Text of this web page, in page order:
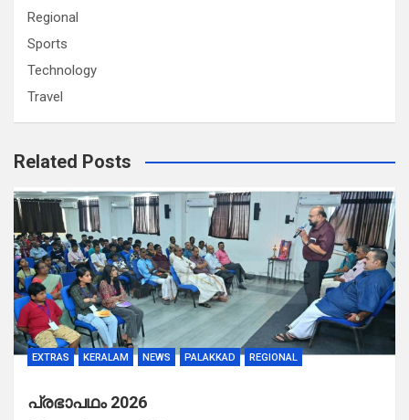
Regional
Sports
Technology
Travel
Related Posts
EXTRAS KERALAM NEWS PALAKKAD REGIONAL
പ്രഭാപഥം 2026